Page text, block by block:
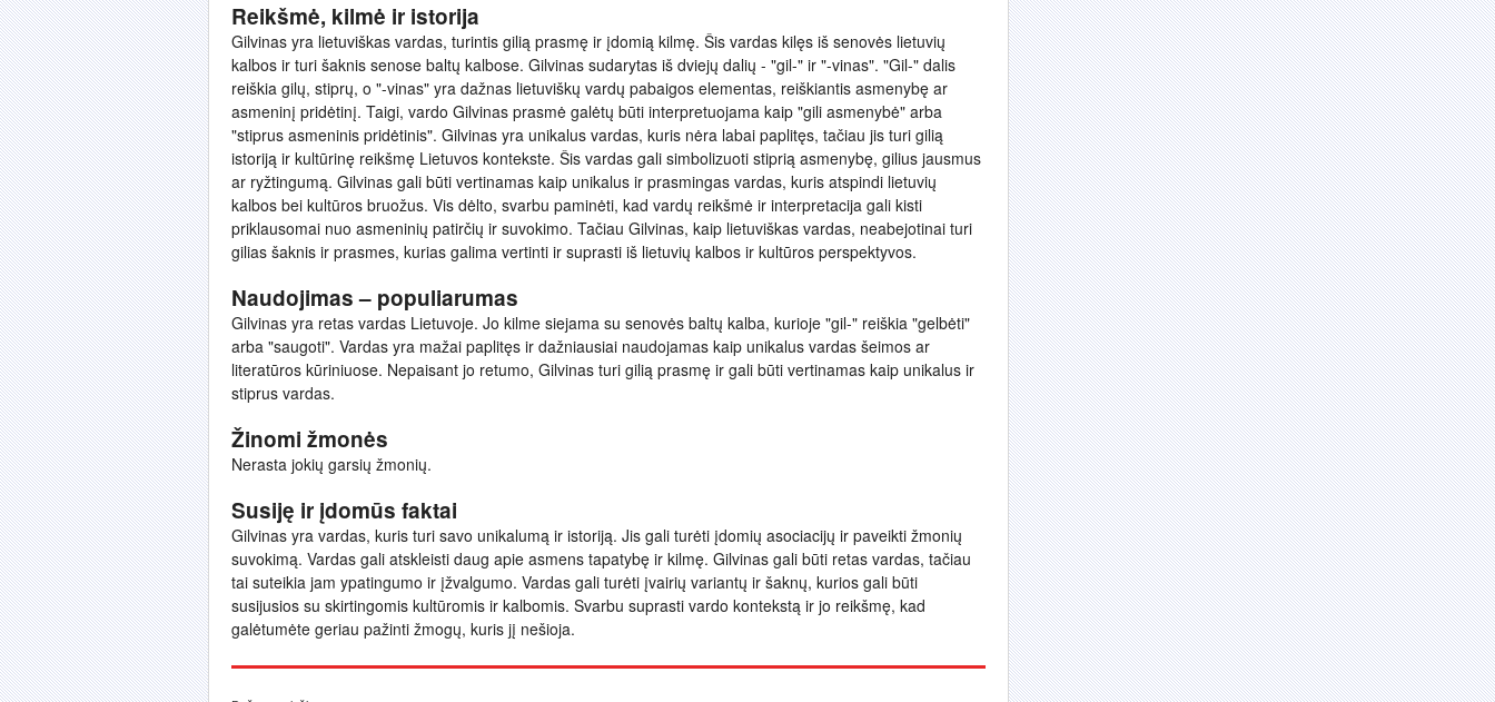
Reikšmė, kilmė ir istorija
Gilvinas yra lietuviškas vardas, turintis gilią prasmę ir įdomią kilmę. Šis vardas kilęs iš senovės lietuvių
kalbos ir turi šaknis senose baltų kalbose. Gilvinas sudarytas iš dviejų dalių - "gil-" ir "-vinas". "Gil-" dalis
reiškia gilų, stiprų, o "-vinas" yra dažnas lietuviškų vardų pabaigos elementas, reiškiantis asmenybę ar
asmeninį pridėtinį. Taigi, vardo Gilvinas prasmė galėtų būti interpretuojama kaip "gili asmenybė" arba
"stiprus asmeninis pridėtinis". Gilvinas yra unikalus vardas, kuris nėra labai paplitęs, tačiau jis turi gilią
istoriją ir kultūrinę reikšmę Lietuvos kontekste. Šis vardas gali simbolizuoti stiprią asmenybę, gilius jausmus
ar ryžtingumą. Gilvinas gali būti vertinamas kaip unikalus ir prasmingas vardas, kuris atspindi lietuvių
kalbos bei kultūros bruožus. Vis dėlto, svarbu paminėti, kad vardų reikšmė ir interpretacija gali kisti
priklausomai nuo asmeninių patirčių ir suvokimo. Tačiau Gilvinas, kaip lietuviškas vardas, neabejotinai turi
gilias šaknis ir prasmes, kurias galima vertinti ir suprasti iš lietuvių kalbos ir kultūros perspektyvos.
Naudojimas – populiarumas
Gilvinas yra retas vardas Lietuvoje. Jo kilme siejama su senovės baltų kalba, kurioje "gil-" reiškia "gelbėti"
arba "saugoti". Vardas yra mažai paplitęs ir dažniausiai naudojamas kaip unikalus vardas šeimos ar
literatūros kūriniuose. Nepaisant jo retumo, Gilvinas turi gilią prasmę ir gali būti vertinamas kaip unikalus ir
stiprus vardas.
Žinomi žmonės
Nerasta jokių garsių žmonių.
Susiję ir įdomūs faktai
Gilvinas yra vardas, kuris turi savo unikalumą ir istoriją. Jis gali turėti įdomių asociacijų ir paveikti žmonių
suvokimą. Vardas gali atskleisti daug apie asmens tapatybę ir kilmę. Gilvinas gali būti retas vardas, tačiau
tai suteikia jam ypatingumo ir įžvalgumo. Vardas gali turėti įvairių variantų ir šaknų, kurios gali būti
susijusios su skirtingomis kultūromis ir kalbomis. Svarbu suprasti vardo kontekstą ir jo reikšmę, kad
galėtumėte geriau pažinti žmogų, kuris jį nešioja.